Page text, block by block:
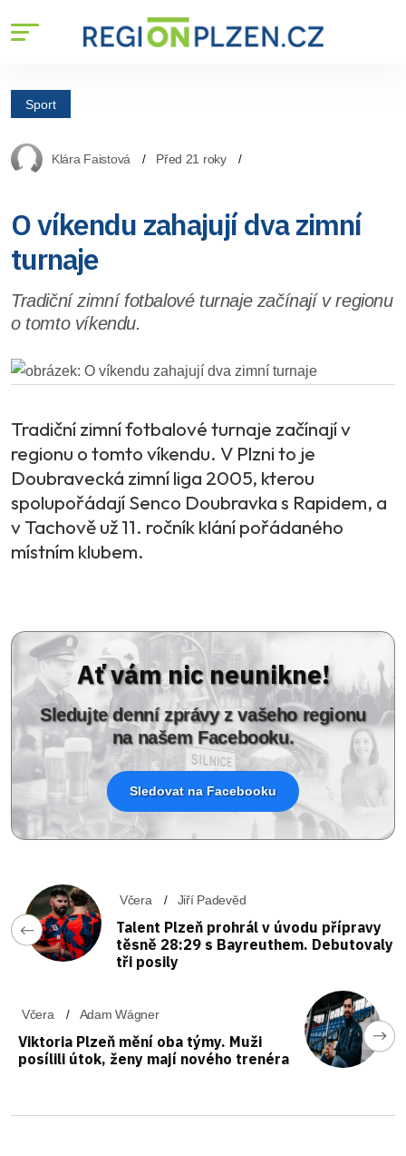
Sport
Klára Faistová Před 21 roky
O víkendu zahajují dva zimní
turnaje
Tradiční zimní fotbalové turnaje začínají v regionu
o tomto víkendu.
Tradiční zimní fotbalové turnaje začínají v
regionu o tomto víkendu. V Plzni to je
Doubravecká zimní liga 2005, kterou
spolupořádají Senco Doubravka s Rapidem, a
v Tachově už 11. ročník klání pořádaného
místním klubem.
Ať vám nic neunikne!
Sledujte denní zprávy z vašeho regionu
na našem Facebooku.
Sledovat na Facebooku
Včera Jiří Padevěd
Talent Plzeň prohrál v úvodu přípravy
těsně 28:29 s Bayreuthem. Debutovaly
tři posily
Včera Adam Wágner
Viktoria Plzeň mění oba týmy. Muži
posílili útok, ženy mají nového trenéra